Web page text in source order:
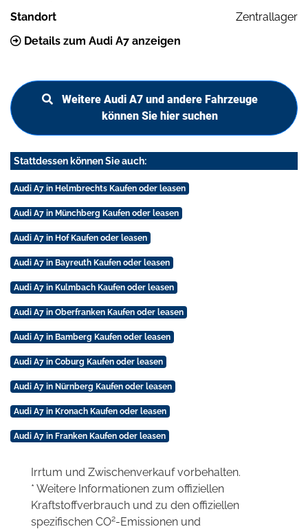
Standort
Zentrallager
Details zum Audi A7 anzeigen
Weitere Audi A7 und andere Fahrzeuge
können Sie hier suchen
Stattdessen können Sie auch:
Audi A7 in Helmbrechts Kaufen oder leasen
Audi A7 in Münchberg Kaufen oder leasen
Audi A7 in Hof Kaufen oder leasen
Audi A7 in Bayreuth Kaufen oder leasen
Audi A7 in Kulmbach Kaufen oder leasen
Audi A7 in Oberfranken Kaufen oder leasen
Audi A7 in Bamberg Kaufen oder leasen
Audi A7 in Coburg Kaufen oder leasen
Audi A7 in Nürnberg Kaufen oder leasen
Audi A7 in Kronach Kaufen oder leasen
Audi A7 in Franken Kaufen oder leasen
Irrtum und Zwischenverkauf vorbehalten.
* Weitere Informationen zum offiziellen
Kraftstoffverbrauch und zu den offiziellen
spezifischen CO2-Emissionen und